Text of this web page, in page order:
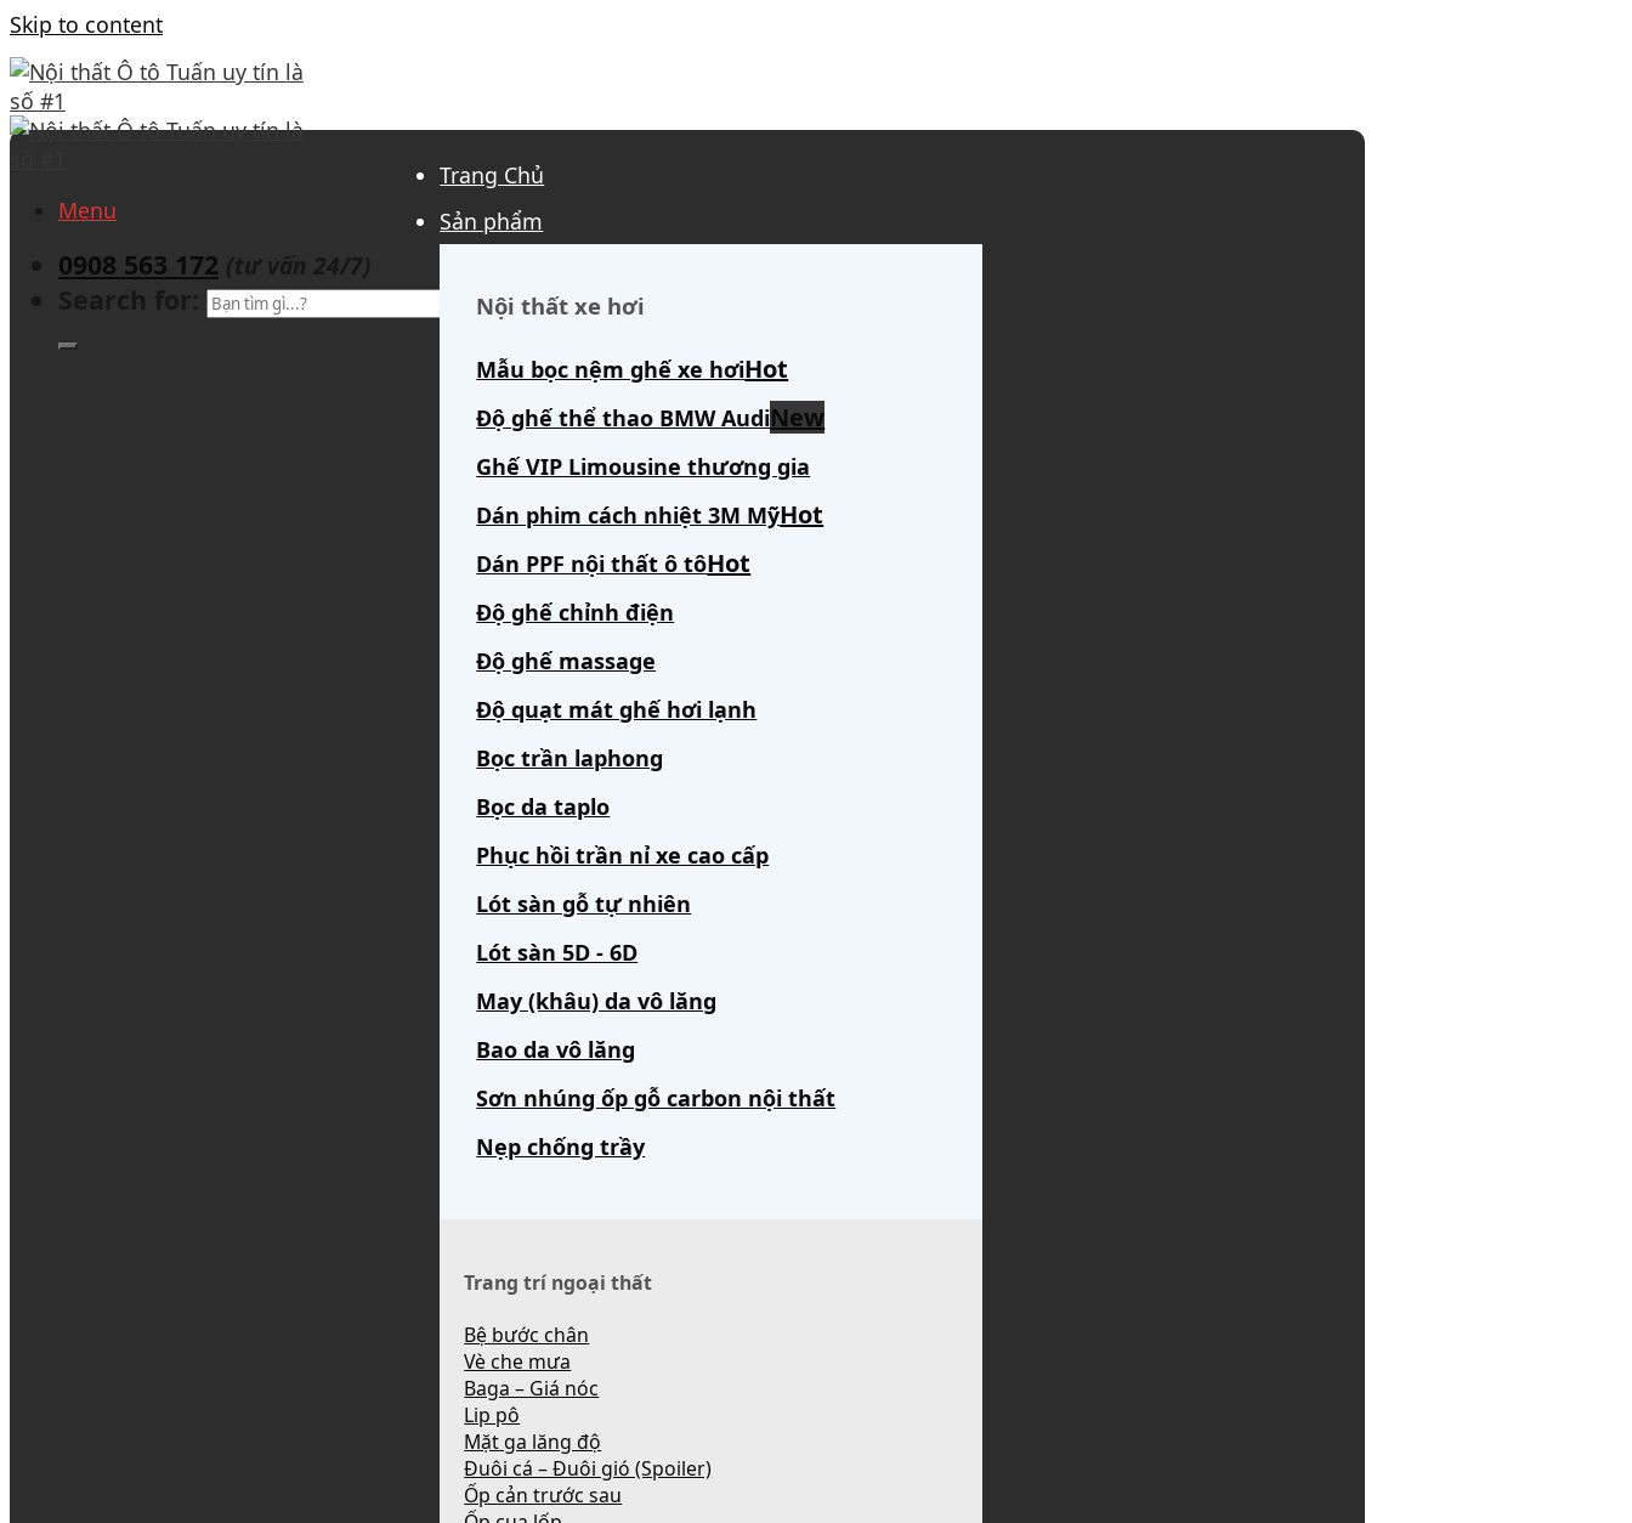
Skip to content
Menu
0908 563 172 (tư vấn 24/7)
Search for:
Trang Chủ
Sản phẩm
Nội thất xe hơi
Mẫu bọc nệm ghế xe hơi
Độ ghế thể thao BMW Audi
Ghế VIP Limousine thương gia
Dán phim cách nhiệt 3M Mỹ
Dán PPF nội thất ô tô
Độ ghế chỉnh điện
Độ ghế massage
Độ quạt mát ghế hơi lạnh
Bọc trần laphong
Bọc da taplo
Phục hồi trần nỉ xe cao cấp
Lót sàn gỗ tự nhiên
Lót sàn 5D - 6D
May (khâu) da vô lăng
Bao da vô lăng
Sơn nhúng ốp gỗ carbon nội thất
Nẹp chống trầy
Trang trí ngoại thất
Bệ bước chân
Vè che mưa
Baga – Giá nóc
Lip pô
Mặt ga lăng độ
Đuôi cá – Đuôi gió (Spoiler)
Ốp cản trước sau